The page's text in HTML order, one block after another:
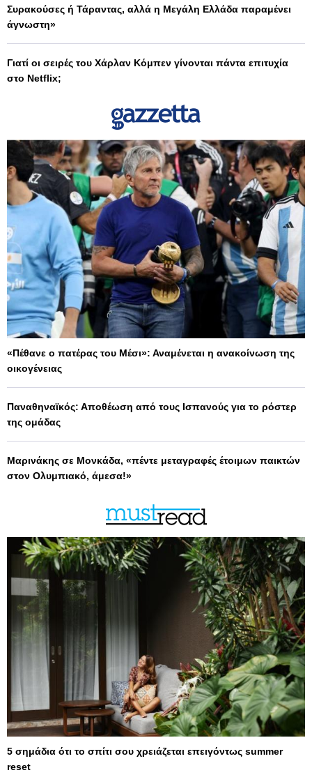
Συρακούσες ή Τάραντας, αλλά η Μεγάλη Ελλάδα παραμένει
άγνωστη»
Γιατί οι σειρές του Χάρλαν Κόμπεν γίνονται πάντα επιτυχία
στο Netflix;
«Πέθανε ο πατέρας του Μέσι»: Αναμένεται η ανακοίνωση της
οικογένειας
Παναθηναϊκός: Αποθέωση από τους Ισπανούς για το ρόστερ
της ομάδας
Μαρινάκης σε Μονκάδα, «πέντε μεταγραφές έτοιμων παικτών
στον Ολυμπιακό, άμεσα!»
5 σημάδια ότι το σπίτι σου χρειάζεται επειγόντως summer
reset